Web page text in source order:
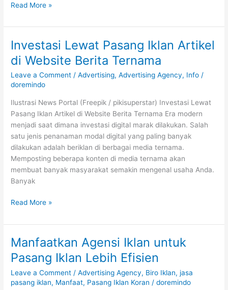
Read More »
Investasi Lewat Pasang Iklan Artikel
di Website Berita Ternama
Leave a Comment /Advertising,Advertising Agency, Info /
doremindo
Ilustrasi News Portal (Freepik / pikisuperstar) Investasi Lewat
Pasang Iklan Artikel di Website Berita Ternama Era modern
menjadi saat dimana investasi digital marak dilakukan. Salah
satu jenis penanaman modal digital yang paling banyak
dilakukan adalah beriklan di berbagai media ternama.
Memposting beberapa konten di media ternama akan
membuat banyak masyarakat semakin mengenal usaha Anda.
Banyak
Investasi
Lewat
Pasang
Iklan
Artikel
di
Website
Berita
Ternama
Read More »
Manfaatkan Agensi Iklan untuk
Pasang Iklan Lebih Efisien
Leave a Comment /Advertising Agency, Biro Iklan,jasa
pasang iklan, Manfaat, Pasang Iklan Koran /doremindo
Manfaatkan
Agensi
Iklan
untuk
Pasang